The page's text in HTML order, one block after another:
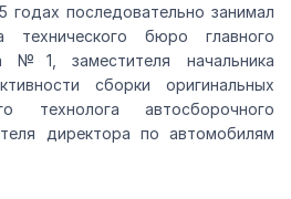
годах последовательно занимал
технического бюро главного
№1, заместителя начальника
сборки оригинальных
технолога автосборочного
директора по автомобилям